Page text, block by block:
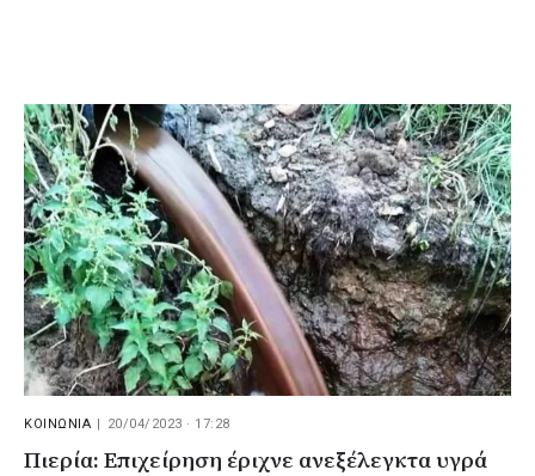
ΚΟΙΝΩΝΙΑ | 20/04/2023 · 17:28
Πιερία: Επιχείρηση έριχνε ανεξέλεγκτα υγρά